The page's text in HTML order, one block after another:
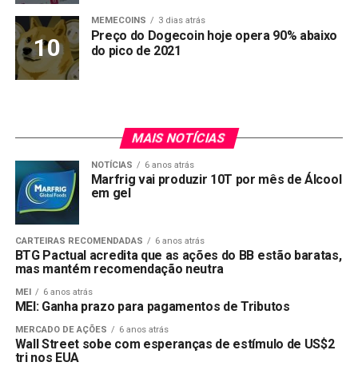
MEMECOINS 3 dias atrás
Preço do Dogecoin hoje opera 90% abaixo
do pico de 2021
MAIS NOTÍCIAS
NOTÍCIAS 6 anos atrás
Marfrig vai produzir 10T por mês de Álcool
em gel
CARTEIRAS RECOMENDADAS 6 anos atrás
BTG Pactual acredita que as ações do BB estão baratas,
mas mantém recomendação neutra
MEI 6 anos atrás
MEI: Ganha prazo para pagamentos de Tributos
MERCADO DE AÇÕES 6 anos atrás
Wall Street sobe com esperanças de estímulo de US$2
tri nos EUA